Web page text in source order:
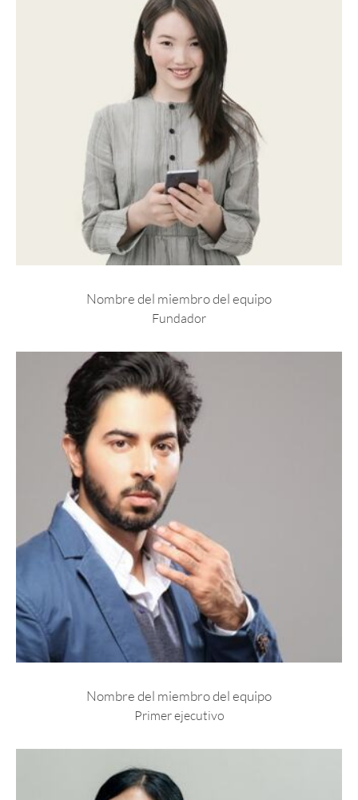
Nombre del miembro del equipo
Fundador
Nombre del miembro del equipo
Primer ejecutivo